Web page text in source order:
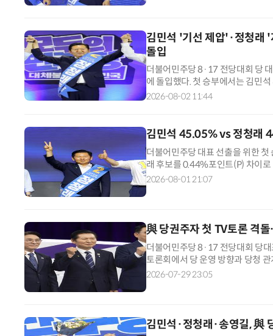
김민석 '기선 제압'·정청래
돌입
더불어민주당 8·17 전당대회 당
에 돌입했다. 첫 승부에서는 김민
후보는 김 후보를 0.44%포인트
2026-08-02 11:44
김민석 45.05% vs 정청래
더불어민주당 대표 선출을 위한
래 후보를 0.44%포인트(P) 차이
각각 순회 경선 합동 연설회를 진
2026-08-01 21:07
與 당권주자 첫 TV토론 격
더불어민주당 8·17 전당대회 당
토론회에서 당 운영 방향과 당청
관계'를 강조하며 정청래 후보를
2026-07-29 23:05
김민석·정청래·송영길, 與